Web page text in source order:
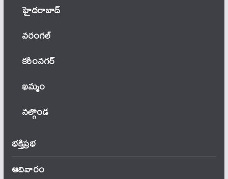
హైదరాబాద్
వ‌రంగ‌ల్
కరీంనగర్
ఖ‌మ్మం
నల్గొండ
భక్తిప్రభ
ఆదివారం